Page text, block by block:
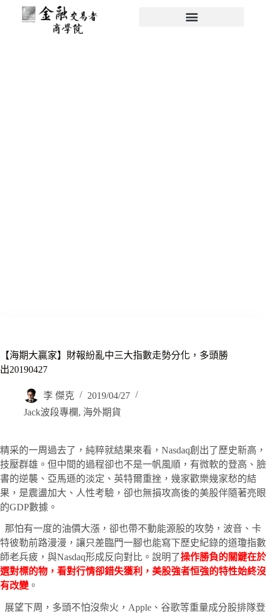
【海期大贏家】財報紛亂中三大指數走勢分化，多頭勝
出20190427
李 傑克
2019/04/27
Jack波段專欄, 海外期貨
精采的一周過去了，純粹就結果來看，Nasdaq創出了歷史新高，
技壓群雄。但中間的過程卻也不是一帆風順，有微軟的登高、臉
書的逆襲、亞馬遜的淡定、英特爾重挫，幾家歡樂幾家愁的結
果，是震盪加大、人性考驗，卻也無損攻高後的美股伴隨著亮眼
的GDP數據。
那怕有一度的油價大漲，卻也帶不動能源股的攻勢，波音、卡
特彼勒前路漫漫，讓只差臨門一腳也能寫下歷史紀錄的道瓊指數
師老兵疲，與Nasdaq形成反向對比。說明了操作勝負的關鍵在於
選對標的物，看對行情卻錯失獲利，美股強者恒強的特性始終沒
有改變 。
展望下周，多頭不怕沒柴火，Apple、谷歌等重量成分股排隊登